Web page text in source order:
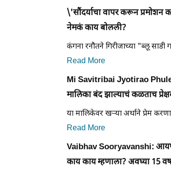
\'सौंदर्याचा वापर करून प्रमोशन
नेमकं काय बोलली?
कंगना रनौतने गिरीजाच्या "ब्लू
Read More
Mi Savitribai Jyotirao Phule
मालिका बंद झाल्याचं कळताच
या मालिकेवर खऱ्या अर्थाने प्रेम
Read More
Vaibhav Sooryavanshi:
काय काय म्हणाला? अवघ्या 15